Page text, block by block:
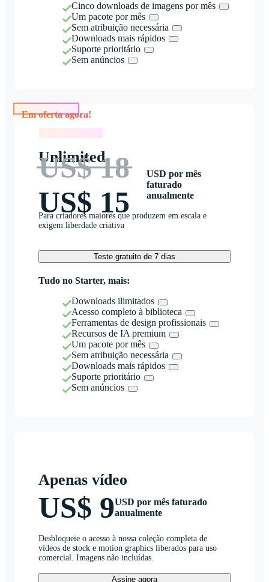
Cinco downloads de imagens por mês
Um pacote por mês
Sem atribuição necessária
Downloads mais rápidos
Suporte prioritário
Sem anúncios
Unlimited
US$ 18
US$ 15
USD por mês
faturado
anualmente
Para criadores maiores que produzem em escala e
exigem liberdade criativa
Teste gratuito de 7 dias
Tudo no Starter, mais:
Downloads ilimitados
Acesso completo à biblioteca
Ferramentas de design profissionais
Recursos de IA premium
Um pacote por mês
Sem atribuição necessária
Downloads mais rápidos
Suporte prioritário
Sem anúncios
Apenas vídeo
US$ 9USD por mês faturado
anualmente
Desbloqueie o acesso à nossa coleção completa de
vídeos de stock e motion graphics liberados para uso
comercial. Imagens não incluídas.
Assine agora